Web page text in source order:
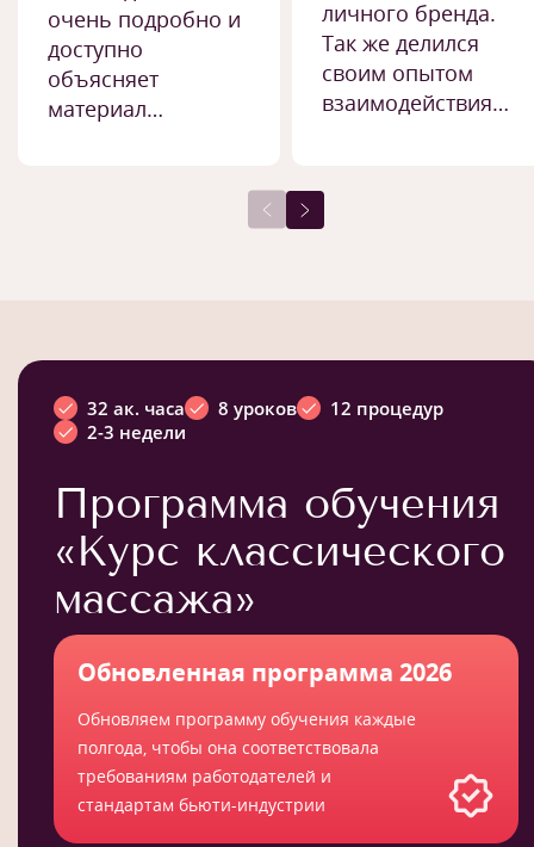
очень подробно и
доступно
объясняет
материал…
личного бренда.
Так же делился
своим опытом
взаимодействия…
32 ак. часа 8 уроков
12 процедур
2-3 недели
Программа обучения
«Курс классического
массажа»
Обновленная программа 2026
Обновляем программу обучения каждые
полгода, чтобы она соответствовала
требованиям работодателей и
стандартам бьюти-индустрии